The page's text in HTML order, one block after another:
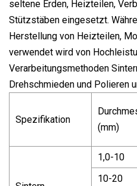
seltene Erden, Heizteilen,
Stützstäben eingesetzt.
Herstellung von Heizteilen,
verwendet wird von
Verarbeitungsmethoden
Drehschmieden und Polieren
Spezifikation
(mm)
1,0-10
10-20